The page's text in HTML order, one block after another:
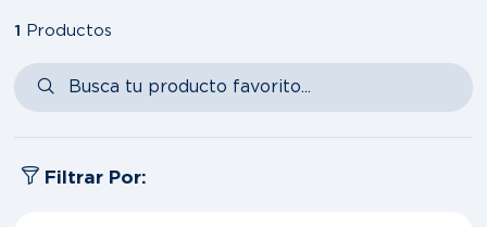
1 Productos
Filtrar Por: